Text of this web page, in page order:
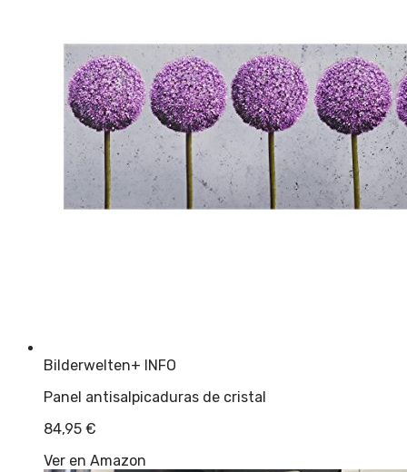
Bilderwelten+ INFO
Panel antisalpicaduras de cristal
84,95 €
Ver en Amazon